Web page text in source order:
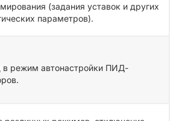
(задания уставок и других
параметров).
в режим автонастройки ПИД-